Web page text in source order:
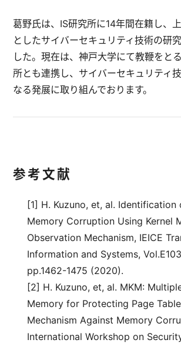
葛野氏は、IS研究所に14年間在籍し、
としたサイバーセキュリティ技術の研
した。現在は、神戸大学にて教鞭をと
所とも連携し、サイバーセキュリティ
なる発展に取り組んでおります。
参考文献
[1] H. Kuzuno, et, al. Identification
Memory Corruption Using Kernel
Observation Mechanism, IEICE
Information and Systems,
pp.1462-1475 (2020).
[2] H. Kuzuno, et, al. MKM:
Memory for Protecting Page
Mechanism Against Memory
International Workshop on